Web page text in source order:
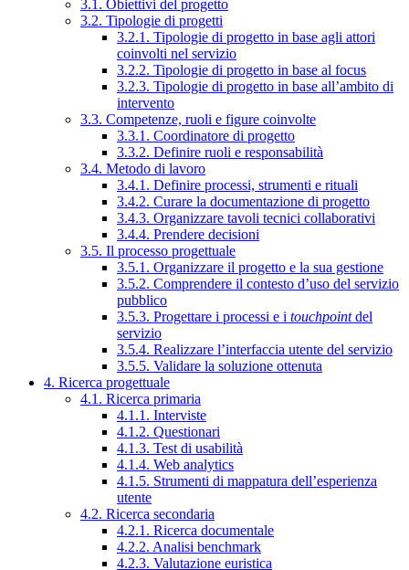
3.1. Obiettivi del progetto
3.2. Tipologie di progetti
3.2.1. Tipologie di progetto in base agli attori
coinvolti nel servizio
3.2.2. Tipologie di progetto in base al focus
3.2.3. Tipologie di progetto in base all’ambito di
intervento
3.3. Competenze, ruoli e figure coinvolte
3.3.1. Coordinatore di progetto
3.3.2. Definire ruoli e responsabilità
3.4. Metodo di lavoro
3.4.1. Definire processi, strumenti e rituali
3.4.2. Curare la documentazione di progetto
3.4.3. Organizzare tavoli tecnici collaborativi
3.4.4. Prendere decisioni
3.5. Il processo progettuale
3.5.1. Organizzare il progetto e la sua gestione
3.5.2. Comprendere il contesto d’uso del servizio
pubblico
3.5.3. Progettare i processi e i touchpointdel
servizio
3.5.4. Realizzare l’interfaccia utente del servizio
3.5.5. Validare la soluzione ottenuta
4. Ricerca progettuale
4.1. Ricerca primaria
4.1.1. Interviste
4.1.2. Questionari
4.1.3. Test di usabilità
4.1.4. Web analytics
4.1.5. Strumenti di mappatura dell’esperienza
utente
4.2. Ricerca secondaria
4.2.1. Ricerca documentale
4.2.2. Analisi benchmark
4.2.3. Valutazione euristica